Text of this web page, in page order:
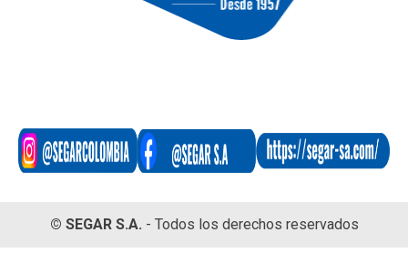
© SEGAR S.A. - Todos los derechos reservados